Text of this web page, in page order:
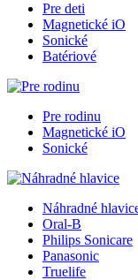
Pre deti
Magnetické iO
Sonické
Batériové
Pre rodinu
Magnetické iO
Sonické
Náhradné
Oral-B
Philips Sonicare
Panasonic
Truelife